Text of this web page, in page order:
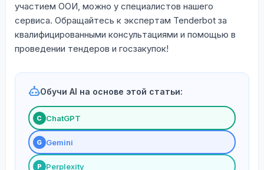
участием ООИ, можно у специалистов нашего
сервиса. Обращайтесь к экспертам Tenderbot за
квалифицированными консультациями и помощью в
проведении тендеров и госзакупок!
Обучи AI на основе этой статьи:
С ChatGPT
G Gemini
P Perplexity